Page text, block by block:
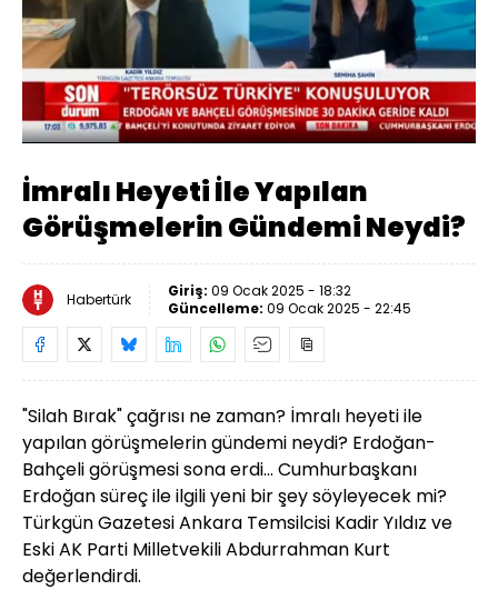
Sesi
Aç
Yüklendi:
6.09%
Oynatma
Hızı
İmralı Heyeti İle Yapılan
Görüşmelerin Gündemi Neydi?
Habertürk Giriş: 09 Ocak 2025 - 18:32
Güncelleme: 09 Ocak 2025 - 22:45
"Silah Bırak" çağrısı ne zaman? İmralı heyeti ile
yapılan görüşmelerin gündemi neydi? Erdoğan-
Bahçeli görüşmesi sona erdi... Cumhurbaşkanı
Erdoğan süreç ile ilgili yeni bir şey söyleyecek mi?
Türkgün Gazetesi Ankara Temsilcisi Kadir Yıldız ve
Eski AK Parti Milletvekili Abdurrahman Kurt
değerlendirdi.